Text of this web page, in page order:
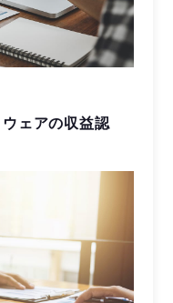
ェアの収益認